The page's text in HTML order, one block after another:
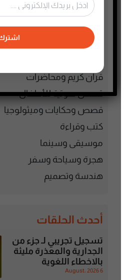
غير مصنف
فكر وفلسفة
فلسطين
قرآن كريم ومحاضرات
قصص صوتية للأطفال
قصص وحكايات وميثولوجيا
كتب وقراءة
موسيقى وسينما
هجرة وسياحة وسفر
هندسة وتصميم
أحدث الحلقات
تسجيل تجريبي لـ جزء من
الجدارية والمعذرة مليئة
بالاخطاء اللغوية
6 August، 2026
اشترك